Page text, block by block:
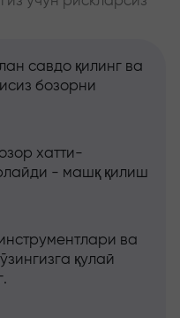
савдо қилинг ва
бозорни
хатти-
- машқ қилиш
ва
қулай